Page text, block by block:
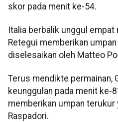
skor pada menit ke-54.
Italia berbalik unggul
Retegui memberikan
diselesaikan oleh Matteo
Terus mendikte permainan,
keunggulan pada menit ke-
memberikan umpan terukur
Raspadori.